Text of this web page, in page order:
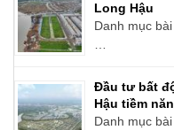
Long Hậu
Danh mục
…
Đầu tư bất
Hậu tiềm
Danh mục